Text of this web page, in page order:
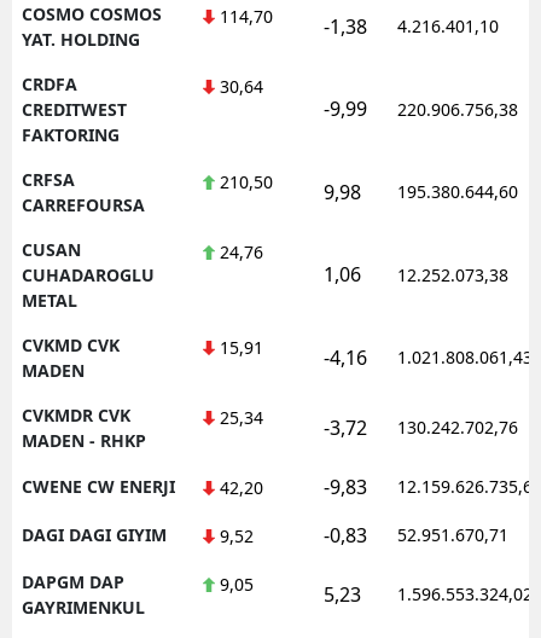
COSMO COSMOS
YAT. HOLDING
114,70 -1,38 4.216.401,10
CRDFA
CREDITWEST
FAKTORING
30,64
-9,99 220.906.756,38
CRFSA
CARREFOURSA
210,50 9,98 195.380.644,60
CUSAN
CUHADAROGLU
METAL
24,76
1,06 12.252.073,38
CVKMD CVK
MADEN
15,91 -4,16 1.021.808.061,43
CVKMDR CVK
MADEN - RHKP
25,34 -3,72 130.242.702,76
CWENE CW ENERJI 42,20 -9,83 12.159.626.735,62
DAGI DAGI GIYIM 9,52 -0,83 52.951.670,71
DAPGM DAP
GAYRIMENKUL
9,05 5,23 1.596.553.324,02